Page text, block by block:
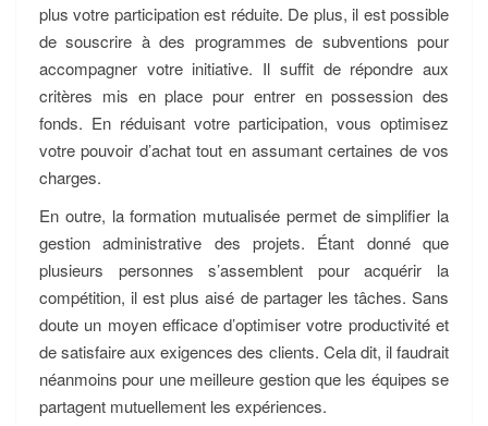
plus votre participation est réduite. De plus, il est possible
de souscrire à des programmes de subventions pour
accompagner votre initiative. Il suffit de répondre aux
critères mis en place pour entrer en possession des
fonds. En réduisant votre participation, vous optimisez
votre pouvoir d’achat tout en assumant certaines de vos
charges.
En outre, la formation mutualisée permet de simplifier la
gestion administrative des projets. Étant donné que
plusieurs personnes s’assemblent pour acquérir la
compétition, il est plus aisé de partager les tâches. Sans
doute un moyen efficace d’optimiser votre productivité et
de satisfaire aux exigences des clients. Cela dit, il faudrait
néanmoins pour une meilleure gestion que les équipes se
partagent mutuellement les expériences.